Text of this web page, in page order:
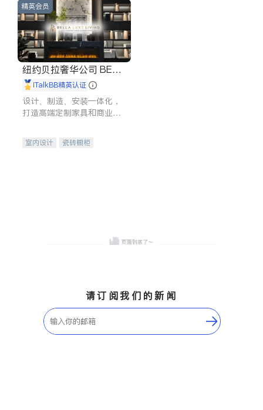
精英会员
纽约贝拉奢华公司 BELL
A LUXE
iTalkBB精英认证
设计、制造、安装一体化，
打造高端定制家具和商业空
室内设计
瓷砖橱柜
请订阅我们的新闻